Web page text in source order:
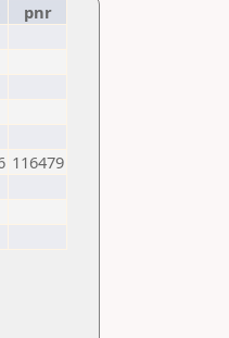
pnr
116479